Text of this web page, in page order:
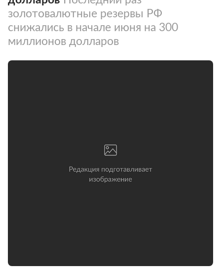
золотовалютные резервы РФ
снижались в начале июня на 300
миллионов долларов